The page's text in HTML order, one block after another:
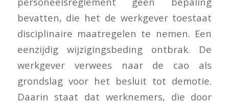
bevatten, die het de werkgever toestaat
disciplinaire maatregelen te nemen. Een
eenzijdig wijzigingsbeding ontbrak. De
werkgever verwees naar de cao als
grondslag voor het besluit tot demotie.
Daarin staat dat werknemers, die door